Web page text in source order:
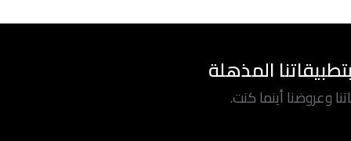
المذهلة
وعروضنا أينما كنت.